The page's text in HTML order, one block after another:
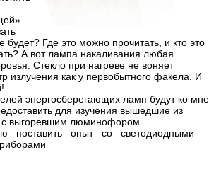
будет? Где это можно прочитать, и кто это
А вот лампа накаливания любая
Стекло при нагреве не воняет
излучения как у первобытного факела. И
энергосберегающих ламп будут ко мне
для изучения вышедшие из
с выгоревшим люминофором.
поставить опыт со светодиодными